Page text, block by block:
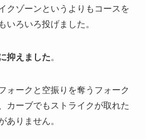
クゾーンというよりもコースを
いろいろ投げました。
抑えました。
ォークと空振りを奪うフォーク
カーブでもストライクが取れた
ありません。